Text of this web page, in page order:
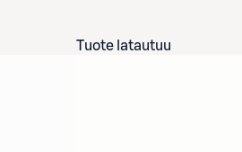
Tuote latautuu